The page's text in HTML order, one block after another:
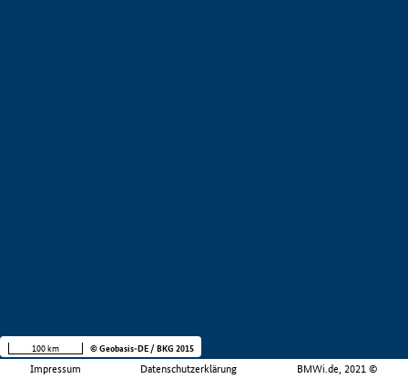
Impressum Datenschutzerklärung BMWi.de, 2021 ©
100 km © Geobasis-DE / BKG 2015